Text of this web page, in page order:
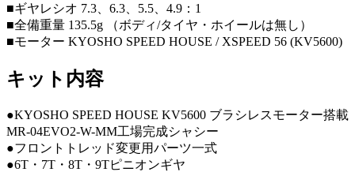
■ギヤレシオ 7.3、6.3、5.5、4.9：1
■全備重量 135.5g （ボディ/タイヤ・ホイールは無し）
■モーター KYOSHO SPEED HOUSE / XSPEED 56 (KV5600)
キット内容
●KYOSHO SPEED HOUSE KV5600 ブラシレスモーター搭載
MR-04EVO2-W-MM工場完成シャシー
●フロントトレッド変更用パーツ一式
●6T・7T・8T・9Tピニオンギヤ